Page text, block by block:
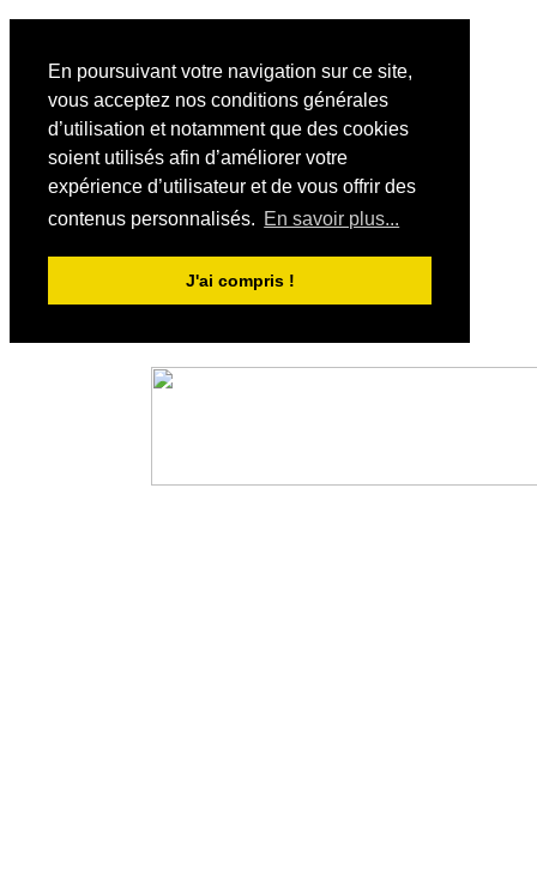
En poursuivant votre navigation sur ce site,
vous acceptez nos conditions générales
d’utilisation et notamment que des cookies
soient utilisés afin d’améliorer votre
expérience d’utilisateur et de vous offrir des
contenus personnalisés. En savoir plus...
J'ai compris !